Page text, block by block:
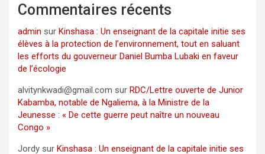
Commentaires récents
admin sur Kinshasa : Un enseignant de la capitale initie ses
élèves à la protection de l’environnement, tout en saluant
les efforts du gouverneur Daniel Bumba Lubaki en faveur
de l’écologie
alvitynkwadi@gmail.com sur RDC/Lettre ouverte de Junior
Kabamba, notable de Ngaliema, à la Ministre de la
Jeunesse : « De cette guerre peut naître un nouveau
Congo »
Jordy sur Kinshasa : Un enseignant de la capitale initie ses